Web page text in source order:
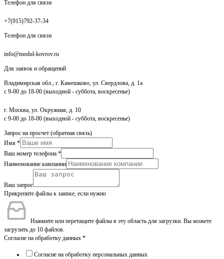
Телефон для связи
+7(915)792-37-34
Телефон для связи
info@modul-kovrov.ru
Для заявок и обращений
Владимирская обл., г. Камешково, ул. Свердлова, д. 1а
с 9-00 до 18-00 (выходной - суббота, воскресенье)
г. Москва, ул. Окружная, д. 10
с 9-00 до 18-00 (выходной - суббота, воскресенье)
Запрос на просчет (обратная связь)
Имя *
Ваш номер телефона *
Наименование кампании
Ваш запрос
Прикрепите файлы к заявке, если нужно
Нажмите или перетащите файлы в эту область для загрузки. Вы можете
загрузить до 10 файлов.
Согласие на обработку данных *
Согласие на обработку персональных данных